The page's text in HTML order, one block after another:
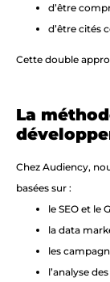
d’être
d’être cités
Cette double
La
Chez Audiency,
basées sur :
le SEO et le
la data
les
l’analyse